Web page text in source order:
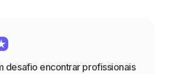
desafio encontrar profissionais